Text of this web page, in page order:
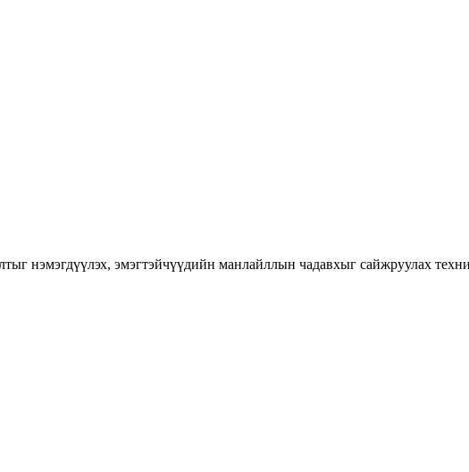
нэмэгдүүлэх, эмэгтэйчүүдийн манлайллын чадавхыг сайжруулах